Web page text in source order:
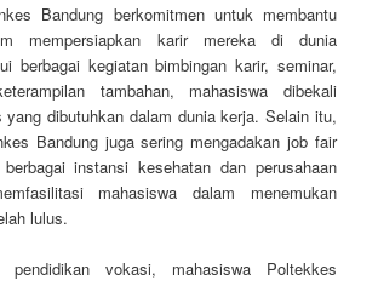
Bandung berkomitmen untuk membantu
mempersiapkan karir mereka di dunia
berbagai kegiatan bimbingan karir, seminar,
tambahan, mahasiswa dibekali
dibutuhkan dalam dunia kerja. Selain itu,
Bandung juga sering mengadakan job fair
instansi kesehatan dan perusahaan
mahasiswa dalam menemukan
lulus.
pendidikan vokasi, mahasiswa Poltekkes